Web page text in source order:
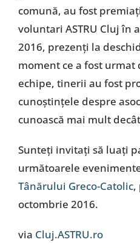
comună, au fost
voluntari ASTRU Cluj în
2016, prezenți la
moment ce a fost urmat
echipe, tinerii au fost
cunoștințele despre
cunoască mai mult
Sunteți invitați să luați
următoarele
Tânărului Greco-Catolic,
octombrie 2016.
via Cluj.ASTRU.ro